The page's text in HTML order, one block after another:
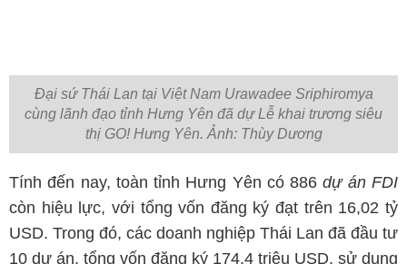
Tính đến nay, toàn tỉnh Hưng Yên có 886 dự án FDI
còn hiệu lực, với tổng vốn đăng ký đạt trên 16,02 tỷ
USD. Trong đó, các doanh nghiệp Thái Lan đã đầu tư
khoảng 2.200 lao động.
Từ những nền tảng hợp tác sẵn có và các cam kết
hành động cụ thể, Hưng Yên đang khẳng định là địa